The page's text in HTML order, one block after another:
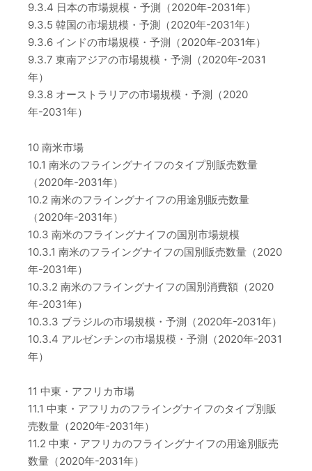
9.3.4 日本の市場規模・予測（2020年-2031年）
9.3.5 韓国の市場規模・予測（2020年-2031年）
9.3.6 インドの市場規模・予測（2020年-2031年）
9.3.7 東南アジアの市場規模・予測（2020年-2031
年）
9.3.8 オーストラリアの市場規模・予測（2020
年-2031年）
10 南米市場
10.1 南米のフライングナイフのタイプ別販売数量
（2020年-2031年）
10.2 南米のフライングナイフの用途別販売数量
（2020年-2031年）
10.3 南米のフライングナイフの国別市場規模
10.3.1 南米のフライングナイフの国別販売数量（2020
年-2031年）
10.3.2 南米のフライングナイフの国別消費額（2020
年-2031年）
10.3.3 ブラジルの市場規模・予測（2020年-2031年）
10.3.4 アルゼンチンの市場規模・予測（2020年-2031
年）
11 中東・アフリカ市場
11.1 中東・アフリカのフライングナイフのタイプ別販
売数量（2020年-2031年）
11.2 中東・アフリカのフライングナイフの用途別販売
数量（2020年-2031年）